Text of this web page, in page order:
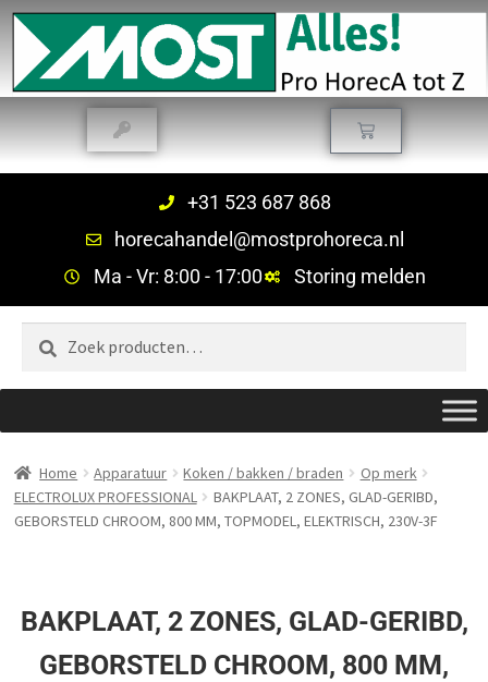
+31 523 687 868
horecahandel@mostprohoreca.nl
Ma - Vr: 8:00 - 17:00
Storing melden
Zoeken
Home Apparatuur Koken / bakken / braden
Op merk
ELECTROLUX PROFESSIONAL
BAKPLAAT, 2 ZONES, GLAD-GERIBD,
GEBORSTELD CHROOM, 800 MM, TOPMODEL, ELEKTRISCH, 230V-3F
BAKPLAAT, 2 ZONES, GLAD-GERIBD,
GEBORSTELD CHROOM, 800 MM,